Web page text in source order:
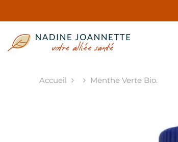
Accueil Menthe Verte Bio.